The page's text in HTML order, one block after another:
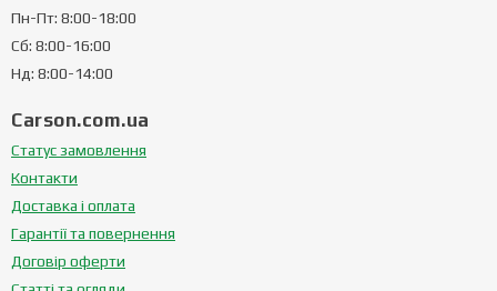
Пн-Пт: 8:00-18:00
Сб: 8:00-16:00
Нд: 8:00-14:00
Carson.com.ua
Статус замовлення
Контакти
Доставка і оплата
Гарантії та повернення
Договір оферти